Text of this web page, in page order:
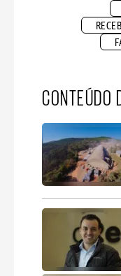
CONTEÚDO